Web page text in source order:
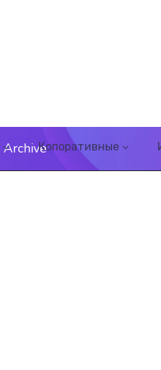
Копоративные
Archive